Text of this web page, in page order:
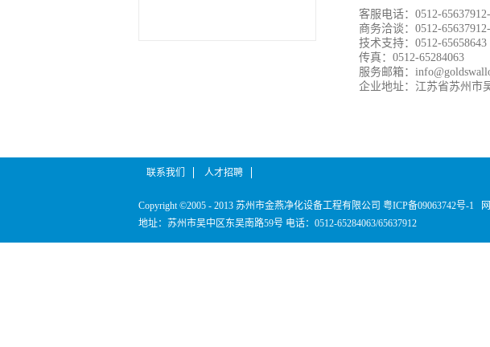
客服电话：0512-
商务洽谈：0512-
技术支持：0512-65658643
传真：0512-65284063
服务邮箱：
企业地址：江苏省苏州市
联系我们 人才招聘
Copyright ©2005 - 2013 苏州市金燕净化设备工程有限公司 粤ICP备09063742号-1
地址：苏州市吴中区东吴南路59号 电话：0512-65284063/65637912